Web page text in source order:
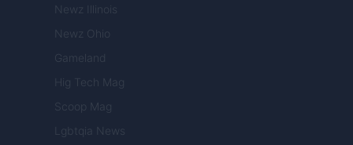
Newz Illinois
Newz Ohio
Gameland
Hig Tech Mag
Scoop Mag
Lgbtqia News